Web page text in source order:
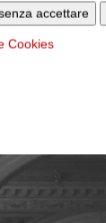
accettare
Cookies